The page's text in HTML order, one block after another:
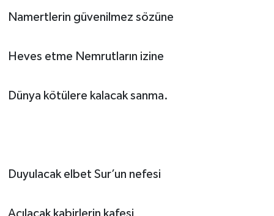
Namertlerin güvenilmez sözüne
Heves etme Nemrutların izine
Dünya kötülere kalacak sanma.
Duyulacak elbet Sur’un nefesi